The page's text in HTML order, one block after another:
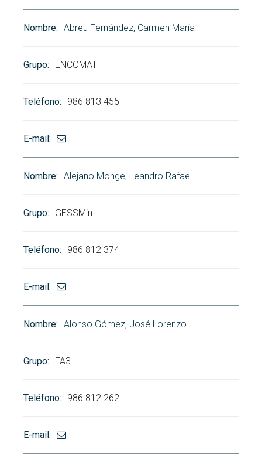
GL EN Search
Buscar
por:
BUSCAR
TwitterInstagramYoutubeLinkedin
Abreu Fernández, Carmen María
ENCOMAT
986 813 455
Alejano Monge, Leandro Rafael
GESSMin
986 812 374
Alonso Gómez, José Lorenzo
FA3
986 812 262